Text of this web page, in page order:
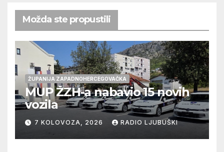
Možda ste propustili
ŽUPANIJA ZAPADNOHERCEGOVAČKA
MUP ŽZH-a nabavio 15 novih
vozila
7 KOLOVOZA, 2026 RADIO LJUBUŠKI